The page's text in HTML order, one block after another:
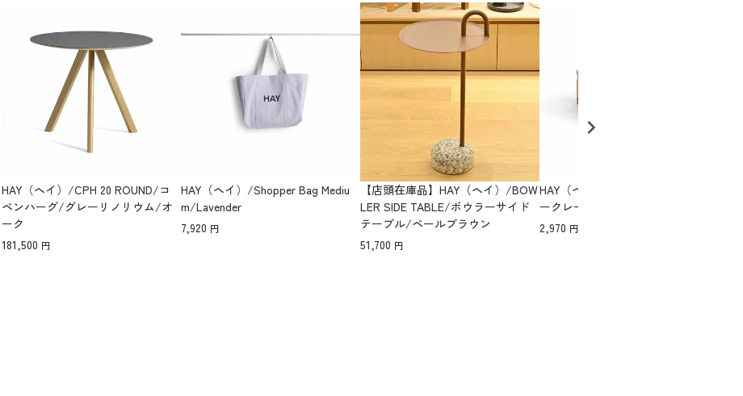
HAY（ヘイ）/CPH 20 ROUND/コ
ペンハーグ/グレーリノリウム/オ
ーク
181,500
HAY（ヘイ）/Shopper Bag Mediu
m/Lavender
7,920
【店頭在庫品】HAY（ヘイ）/BOW
LER SIDE TABLE/ボウラーサイド
テーブル/ペールブラウン
51,700
HAY（ヘイ）/Colour Crate M/カラ
ークレート M/パウダー
2,970